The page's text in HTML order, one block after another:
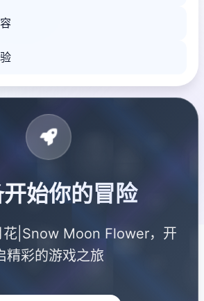
始你的冒险
花|Snow Moon Flower，开
精彩的游戏之旅